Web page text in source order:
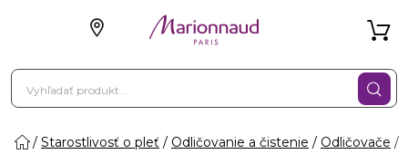
Starostlivosť o pleť Odličovanie a čistenie Odličovače